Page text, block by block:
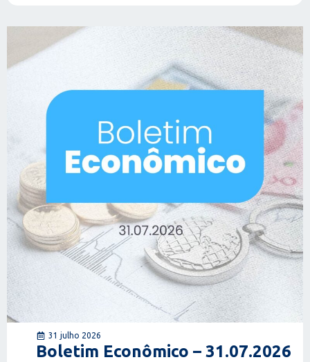
31 julho 2026
Boletim Econômico – 31.07.2026